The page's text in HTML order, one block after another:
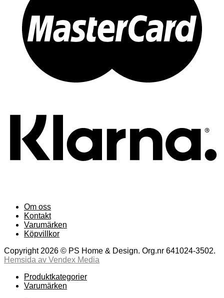
Om oss
Kontakt
Varumärken
Köpvillkor
Copyright 2026 © PS Home & Design. Org.nr 641024-3502.
Hemsida av Vendex Media
Produktkategorier
Varumärken